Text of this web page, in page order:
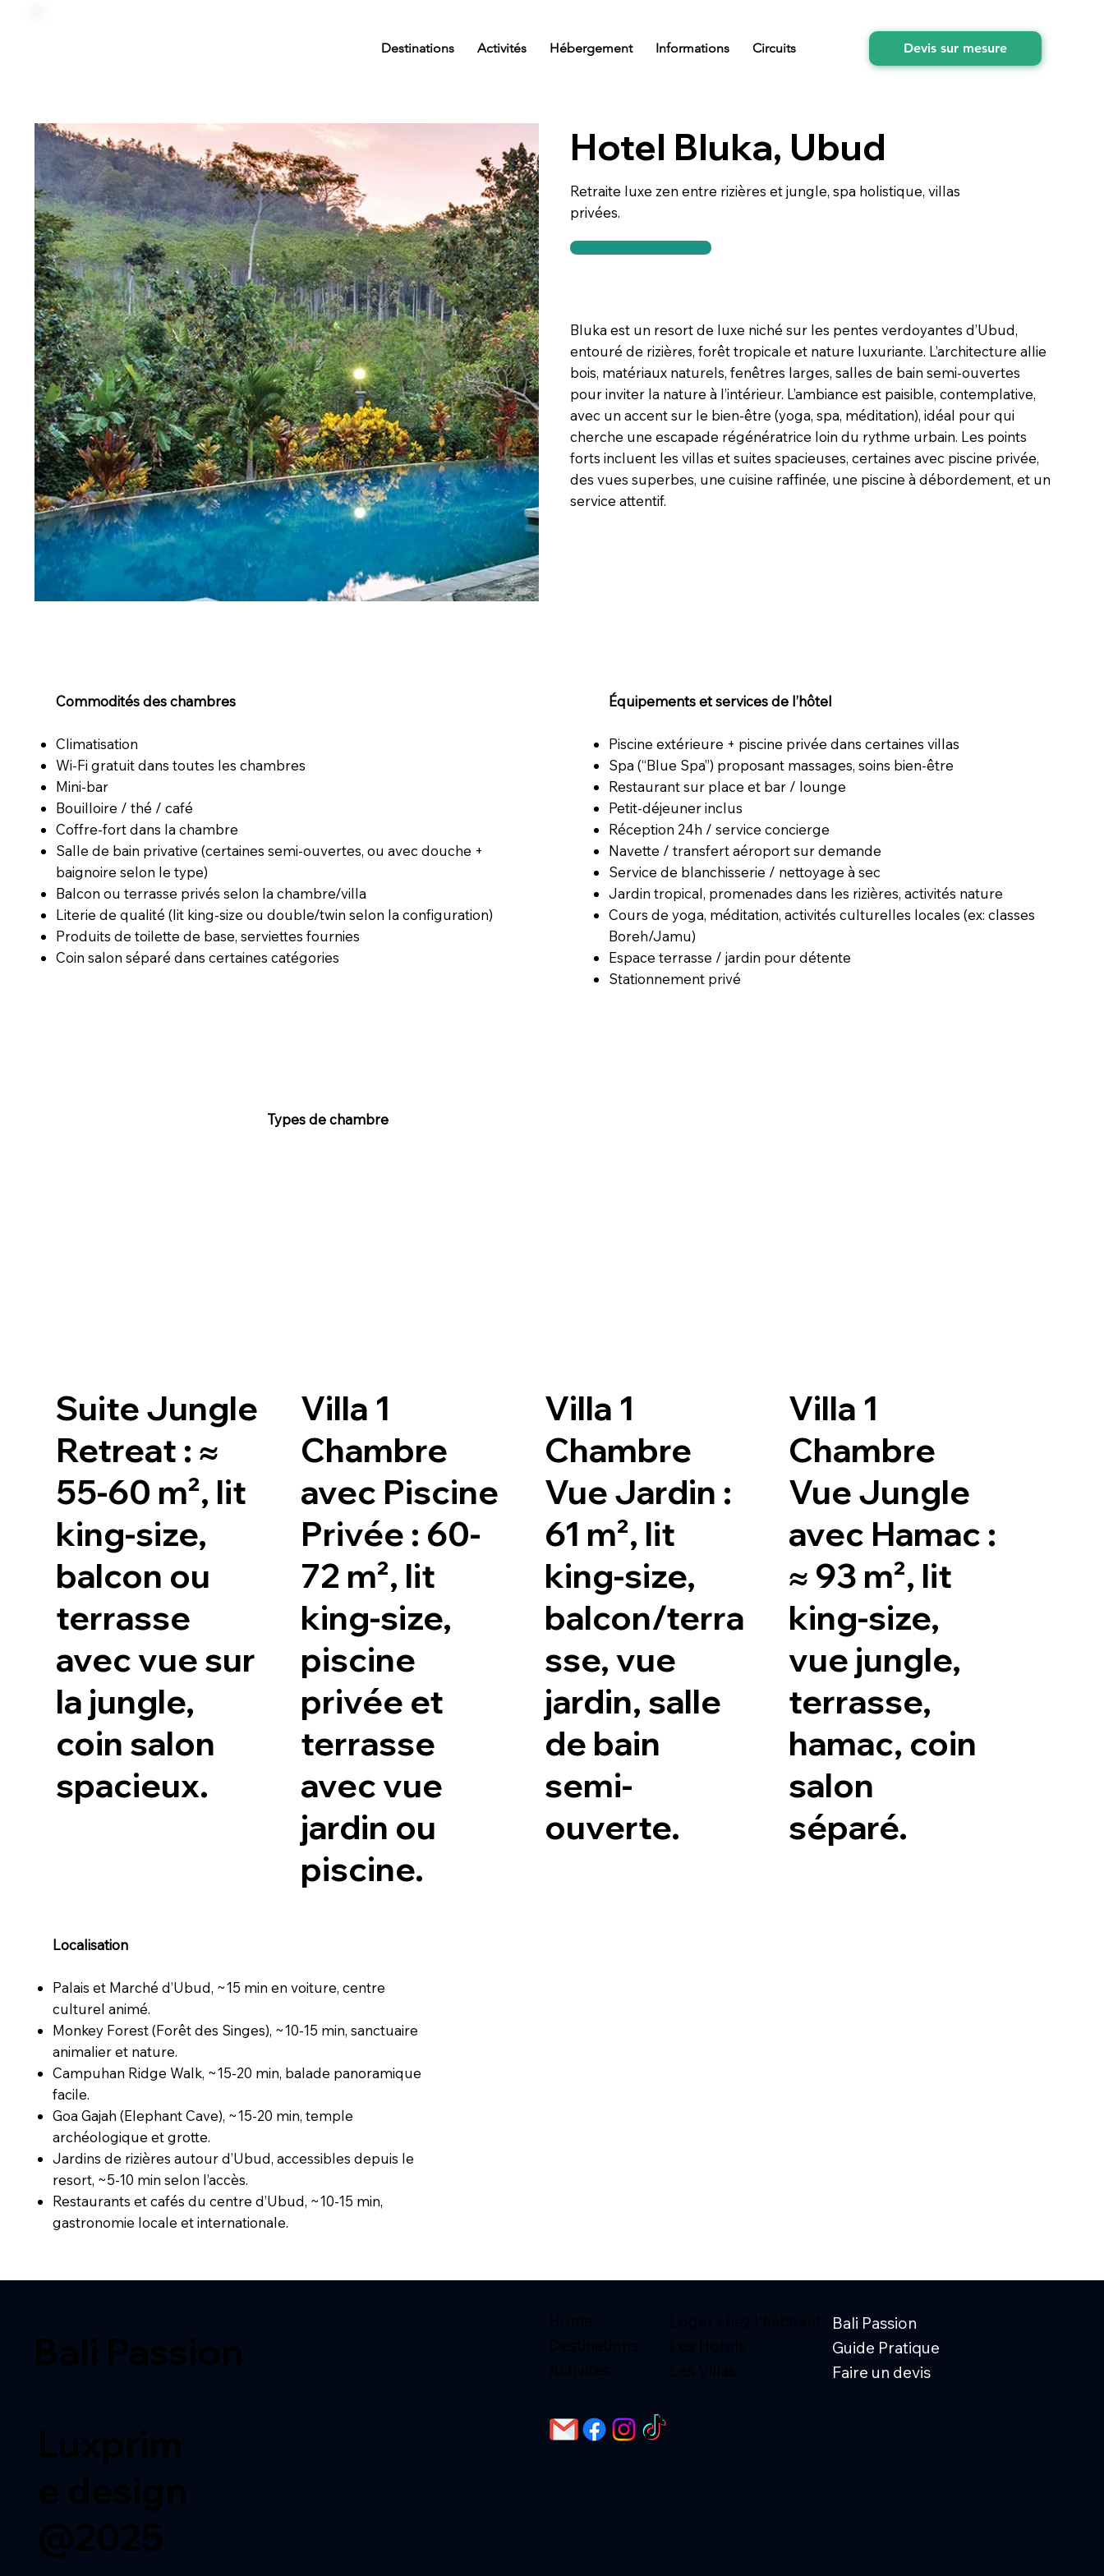
Destinations Activités Hébergement Informations Circuits Devis sur mesure
Hotel Bluka, Ubud
Retraite luxe zen entre rizières et jungle, spa holistique, villas
privées.
Bluka est un resort de luxe niché sur les pentes verdoyantes d’Ubud,
entouré de rizières, forêt tropicale et nature luxuriante. L’architecture allie
bois, matériaux naturels, fenêtres larges, salles de bain semi-ouvertes
pour inviter la nature à l’intérieur. L’ambiance est paisible, contemplative,
avec un accent sur le bien-être (yoga, spa, méditation), idéal pour qui
cherche une escapade régénératrice loin du rythme urbain. Les points
forts incluent les villas et suites spacieuses, certaines avec piscine privée,
des vues superbes, une cuisine raffinée, une piscine à débordement, et un
service attentif.
Commodités des chambres
Climatisation
Wi-Fi gratuit dans toutes les chambres
Mini-bar
Bouilloire / thé / café
Coffre-fort dans la chambre
Salle de bain privative (certaines semi-ouvertes, ou avec douche +
baignoire selon le type)
Balcon ou terrasse privés selon la chambre/villa
Literie de qualité (lit king-size ou double/twin selon la configuration)
Produits de toilette de base, serviettes fournies
Coin salon séparé dans certaines catégories
Équipements et services de l’hôtel
Piscine extérieure + piscine privée dans certaines villas
Spa (“Blue Spa”) proposant massages, soins bien-être
Restaurant sur place et bar / lounge
Petit-déjeuner inclus
Réception 24h / service concierge
Navette / transfert aéroport sur demande
Service de blanchisserie / nettoyage à sec
Jardin tropical, promenades dans les rizières, activités nature
Cours de yoga, méditation, activités culturelles locales (ex: classes
Boreh/Jamu)
Espace terrasse / jardin pour détente
Stationnement privé
Types de chambre
Suite Jungle
Retreat : ≈
55-60 m², lit
king-size,
balcon ou
terrasse
avec vue sur
la jungle,
coin salon
spacieux.
Villa 1
Chambre
avec Piscine
Privée : 60-
72 m², lit
king-size,
piscine
privée et
terrasse
avec vue
jardin ou
piscine.
Villa 1
Chambre
Vue Jardin :
61 m², lit
king-size,
balcon/terra
sse, vue
jardin, salle
de bain
semi-
ouverte.
Villa 1
Chambre
Vue Jungle
avec Hamac :
≈ 93 m², lit
king-size,
vue jungle,
terrasse,
hamac, coin
salon
séparé.
Localisation
Palais et Marché d’Ubud, ~15 min en voiture, centre
culturel animé.
Monkey Forest (Forêt des Singes), ~10-15 min, sanctuaire
animalier et nature.
Campuhan Ridge Walk, ~15-20 min, balade panoramique
facile.
Goa Gajah (Elephant Cave), ~15-20 min, temple
archéologique et grotte.
Jardins de rizières autour d’Ubud, accessibles depuis le
resort, ~5-10 min selon l’accès.
Restaurants et cafés du centre d’Ubud, ~10-15 min,
gastronomie locale et internationale.
Bali Passion
Guide Pratique
Faire un devis